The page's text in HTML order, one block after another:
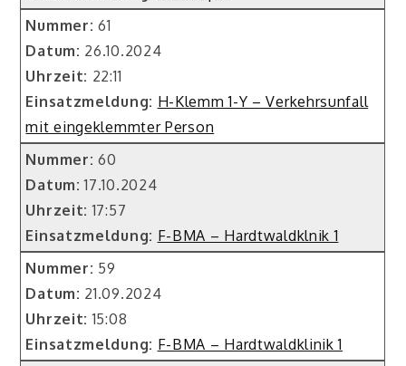
Nummer: 61
Datum: 26.10.2024
Uhrzeit: 22:11
Einsatzmeldung: H-Klemm 1-Y – Verkehrsunfall
mit eingeklemmter Person
Nummer: 60
Datum: 17.10.2024
Uhrzeit: 17:57
Einsatzmeldung: F-BMA – Hardtwaldklnik 1
Nummer: 59
Datum: 21.09.2024
Uhrzeit: 15:08
Einsatzmeldung: F-BMA – Hardtwaldklinik 1